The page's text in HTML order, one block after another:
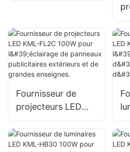
et de quai
Fournisseur de
projecteurs LED
KML-FL2C 100W
pour l'éclairage de
panneaux